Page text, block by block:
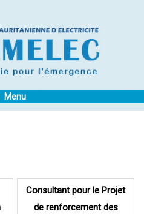
Menu
Consultant pour le Projet
de renforcement des